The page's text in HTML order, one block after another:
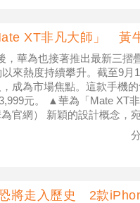
XT非凡大師」 黃
，華為也接著推出最新三摺
來熱度持續攀升。截至9月
成為市場焦點。這款手機
元。 ▲華為「Mate XT
官網） 新穎的設計概念，
將走入歷史 2款